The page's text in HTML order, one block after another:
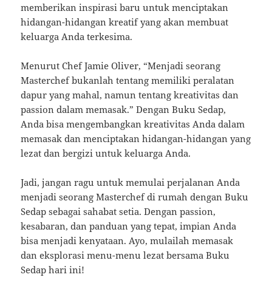
memberikan inspirasi baru untuk menciptakan
hidangan-hidangan kreatif yang akan membuat
keluarga Anda terkesima.
Menurut Chef Jamie Oliver, “Menjadi seorang
Masterchef bukanlah tentang memiliki peralatan
dapur yang mahal, namun tentang kreativitas dan
passion dalam memasak.” Dengan Buku Sedap,
Anda bisa mengembangkan kreativitas Anda dalam
memasak dan menciptakan hidangan-hidangan yang
lezat dan bergizi untuk keluarga Anda.
Jadi, jangan ragu untuk memulai perjalanan Anda
menjadi seorang Masterchef di rumah dengan Buku
Sedap sebagai sahabat setia. Dengan passion,
kesabaran, dan panduan yang tepat, impian Anda
bisa menjadi kenyataan. Ayo, mulailah memasak
dan eksplorasi menu-menu lezat bersama Buku
Sedap hari ini!